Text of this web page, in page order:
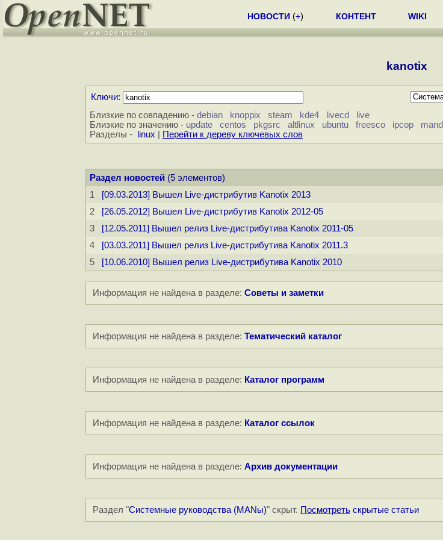
НОВОСТИ (+) КОНТЕНТ WIKI
kanotix
Ключи:
Близкие по совпадению - debian knoppix steam kde4 livecd
live
Близкие по значению - update centos pkgsrc altlinux ubuntu freesco ipcop
Разделы -
linux Перейти к дереву ключевых слов
Раздел новостей (5 элементов)
1
[09.03.2013] Вышел Live-дистрибутив Kanotix 2013
2
[26.05.2012] Вышел Live-дистрибутив Kanotix 2012-05
3
[12.05.2011] Вышел релиз Live-дистрибутива Kanotix 2011-05
4
[03.03.2011] Вышел релиз Live-дистрибутива Kanotix 2011.3
5
[10.06.2010] Вышел релиз Live-дистрибутива Kanotix 2010
Информация не найдена в разделе: Советы и заметки
Информация не найдена в разделе: Тематический каталог
Информация не найдена в разделе: Каталог программ
Информация не найдена в разделе: Каталог ссылок
Информация не найдена в разделе: Архив документации
Раздел "Системные руководства (MANы)" скрыт. Посмотреть скрытые статьи